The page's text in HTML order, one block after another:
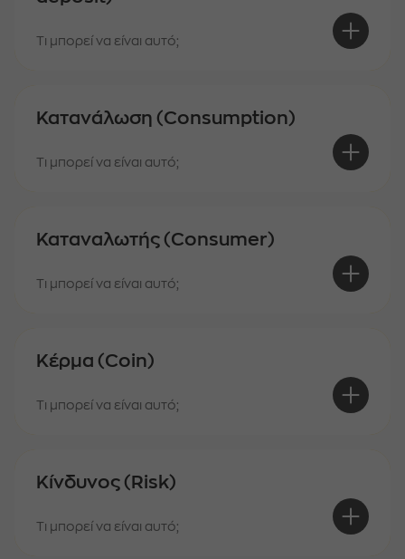
Τι μπορεί να είναι αυτό;
Κατανάλωση (Consumption)
Τι μπορεί να είναι αυτό;
Καταναλωτής (Consumer)
Τι μπορεί να είναι αυτό;
Κέρμα (Coin)
Τι μπορεί να είναι αυτό;
Κίνδυνος (Risk)
Τι μπορεί να είναι αυτό;